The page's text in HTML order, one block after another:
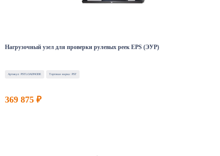
Нагрузочный узел для проверки рулевых реек EPS (ЭУР)
Артикул: PSTLOADNODE Торговая марка: PST
369 875 ₽